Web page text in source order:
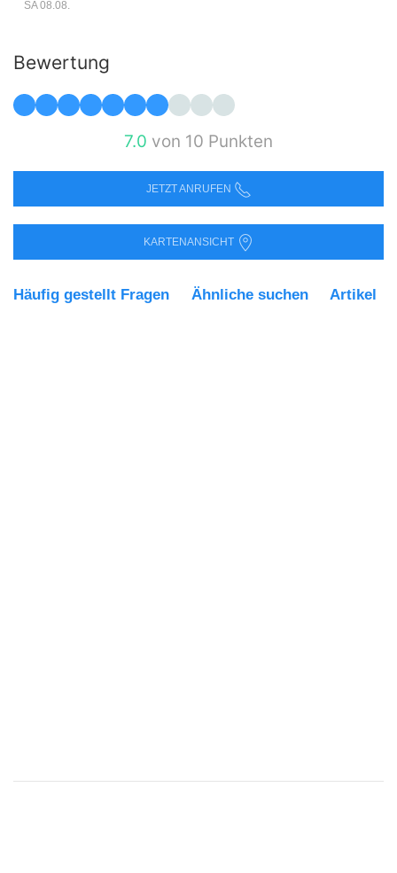
SA 08.08.
Bewertung
7.0 von 10 Punkten
JETZT ANRUFEN
KARTENANSICHT
Häufig gestellt Fragen Ähnliche suchen Artikel